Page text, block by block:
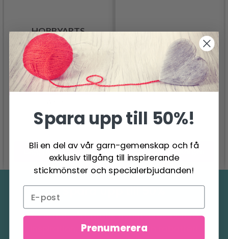
HOBBYARTS
MASKHÅLLARE 3 ST
24.50 SEK40.95 SEK
Erbjudandet upphör
31/08/2026
Lägg till varukorgen
PRYM FINGERBORG
FÖR STICKNING
52.95 SEK
Antal
Lägg till varukorgen
Spara upp till 50%
Ta emot vårt gratis nyhetsbrev och få
inspiration, erbjudanden och rabatter!
Spara upp till 50%!
Bli en del av vår garn-gemenskap och få
exklusiv tillgång till inspirerande
stickmönster och specialerbjudanden!
Prenumerera